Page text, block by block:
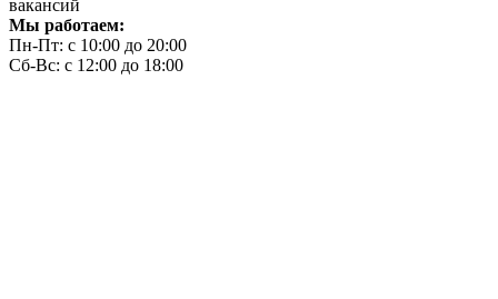
вакансий
Мы работаем:
Пн-Пт: с 10:00 до 20:00
Сб-Вс: с 12:00 до 18:00